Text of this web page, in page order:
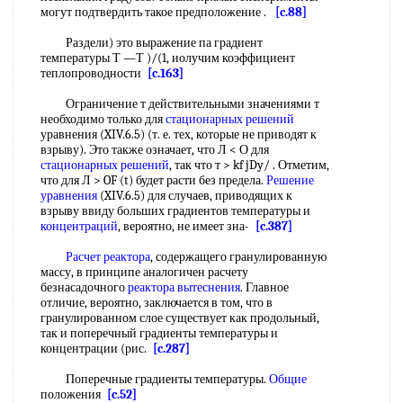
могут подтвердить такое предположение .
[c.88]
Раздели) это выражение па градиент
температуры Т —Т )/(1, иолучим коэффициент
теплопроводности
[c.163]
Ограничение т действительными значениями т
необходимо только длястационарных решений
уравнения (XIV.6.5) (т. е. тех, которые не приводят к
взрыву). Это также означает, что Л < О для
стационарных решений, так что т > kf jDy/ . Отметим,
что для Л > OF (t) будет расти без предела. Решение
уравнения (XIV.6.5) для случаев, приводящих к
взрыву ввиду больших градиентов температуры и
концентраций, вероятно, не имеет зна-
[c.387]
Расчет реактора, содержащего гранулированную
массу, в принципе аналогичен расчету
безнасадочногореактора вытеснения. Главное
отличие, вероятно, заключается в том, что в
гранулированном слое существует как продольный,
так и поперечный градиенты температуры и
концентрации (рис.
[c.287]
Поперечные градиенты температуры. Общие
положения [c.52]